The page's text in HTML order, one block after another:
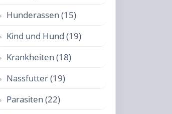
Hunderassen (15)
Kind und Hund (19)
Krankheiten (18)
Nassfutter (19)
Parasiten (22)